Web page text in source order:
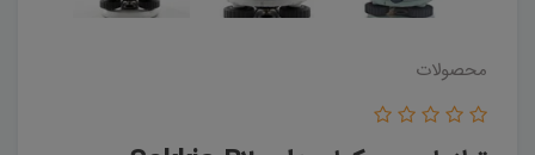
محصولات